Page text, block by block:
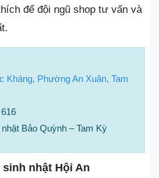
để đội ngũ shop tư vấn và
Kháng, Phường An Xuân, Tam
Bảo Quỳnh – Tam Kỳ
nhật Hội An